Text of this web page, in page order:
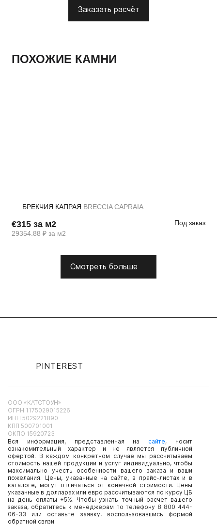
Заказать расчёт
ПОХОЖИЕ КАМНИ
БРЕКЧИЯ КАПРАЯ BRECCIA CAPRAIA
€315 за м2
29354.88 ₽ за м2
Под заказ
Смотреть больше
PINTEREST
ООО «КАТСТОУН»
ОГРН 1175029015226
ИНН 5029221890
КПП 500701001
ОКПО 15920723
Вся информация, представленная на сайте, носит
ознакомительный характер и не является публичной
офертой. В каждом конкретном случае мы рассчитываем
стоимость нашей продукции и услуг индивидуально, чтобы
максимально учесть особенности вашего заказа и ваши
пожелания. Цены, указанные на сайте, в прайс-листах и в
каталоге, могут отличаться от конечной стоимости. Цены
указанные в долларах или евро рассчитываются по курсу ЦБ
на день оплаты +5%. Чтобы узнать точный расчет вашего
заказа, обратитесь к менеджерам по телефону 8 800 444-
06-33 или оставьте заявку, воспользовавшись формой
обратной связи.